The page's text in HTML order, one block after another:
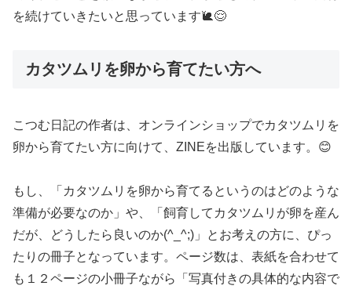
を続けていきたいと思っています🐌😌
カタツムリを卵から育てたい方へ
こつむ日記の作者は、オンラインショップでカタツムリを
卵から育てたい方に向けて、ZINEを出版しています。😊
もし、「カタツムリを卵から育てるというのはどのような
準備が必要なのか」や、「飼育してカタツムリが卵を産ん
だが、どうしたら良いのか(^_^;)」とお考えの方に、ぴっ
たりの冊子となっています。ページ数は、表紙を合わせて
も１２ページの小冊子ながら「写真付きの具体的な内容で